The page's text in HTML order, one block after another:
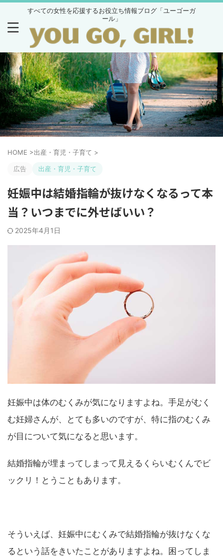
すべての女性を応援するお役立ち情報ブログ「ユーゴーガ
ール」
HOME >出産・育児・子育て >
広告 出産・育児・子育て
妊娠中は結婚指輪が抜けなくなるって本
当？いつまでに外せばいい？
2025年4月1日
妊娠中は体のむくみが気になりますよね。手足がむく
む妊婦さんが、とても多いのですが、特に指のむくみ
が目について気になると思います。
結婚指輪が埋まってしまって見えるくらいむくんでビ
ックリ！とうこともあります。
そういえば、妊娠中にむくみで結婚指輪が抜けなくな
るという話をきいたことがありますよね。困ってしま